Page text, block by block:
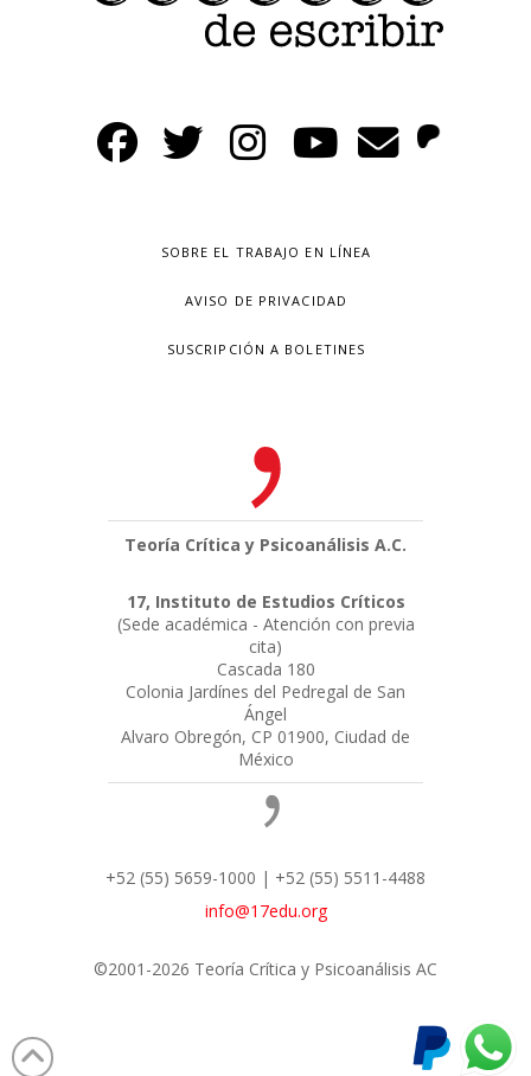
SOBRE EL TRABAJO EN LÍNEA
AVISO DE PRIVACIDAD
SUSCRIPCIÓN A BOLETINES
Teoría Crítica y Psicoanálisis A.C.
17, Instituto de Estudios Críticos
(Sede académica - Atención con previa
cita)
Cascada 180
Colonia Jardínes del Pedregal de San
Ángel
Alvaro Obregón, CP 01900, Ciudad de
México
+52 (55) 5659-1000 | +52 (55) 5511-4488
info@17edu.org
©2001-2026 Teoría Crítica y Psicoanálisis AC